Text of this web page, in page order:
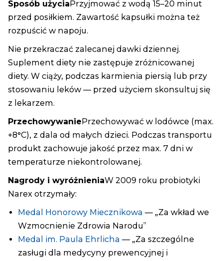
Sposób użyciaPrzyjmować z wodą 15–20 minut
przed posiłkiem. Zawartość kapsułki można też
rozpuścić w napoju.
Nie przekraczać zalecanej dawki dziennej.
Suplement diety nie zastępuje zróżnicowanej
diety. W ciąży, podczas karmienia piersią lub przy
stosowaniu leków — przed użyciem skonsultuj się
z lekarzem.
PrzechowywaniePrzechowywać w lodówce (max.
+8°C), z dala od małych dzieci. Podczas transportu
produkt zachowuje jakość przez max. 7 dni w
temperaturze niekontrolowanej.
Nagrody i wyróżnieniaW 2009 roku probiotyki
Narex otrzymały:
Medal Honorowy Miecznikowa — „Za wkład we
Wzmocnienie Zdrowia Narodu”
Medal im. Paula Ehrlicha — „Za szczególne
zasługi dla medycyny prewencyjnej i